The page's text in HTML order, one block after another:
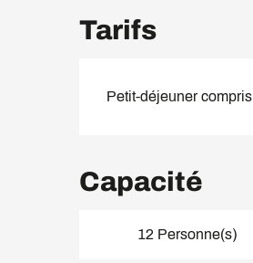
Tarifs
Petit-déjeuner compris
Capacité
12 Personne(s)